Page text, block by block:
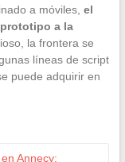
a móviles, el
a la
la frontera se
líneas de script
puede adquirir en
Annecy: